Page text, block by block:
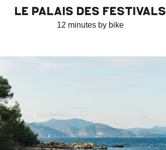
LE PALAIS DES FESTIVALS
12 minutes by bike